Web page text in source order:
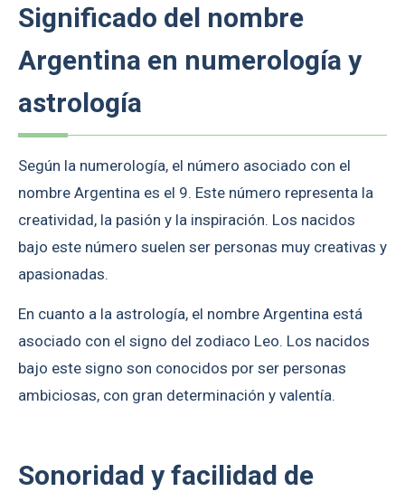
Significado del nombre
Argentina en numerología y
astrología
Según la numerología, el número asociado con el
nombre Argentina es el 9. Este número representa la
creatividad, la pasión y la inspiración. Los nacidos
bajo este número suelen ser personas muy creativas y
apasionadas.
En cuanto a la astrología, el nombre Argentina está
asociado con el signo del zodiaco Leo. Los nacidos
bajo este signo son conocidos por ser personas
ambiciosas, con gran determinación y valentía.
Sonoridad y facilidad de